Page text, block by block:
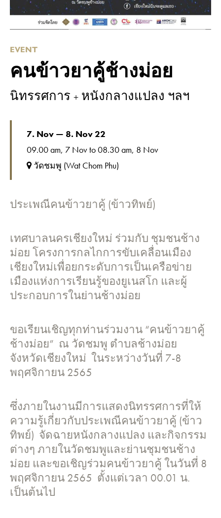
EVENT
คนข้าวยาคู้ช้างม่อย
นิทรรศการ + หนังกลางแปลง ฯลฯ
7. Nov — 8. Nov 22
09.00 am, 7 Nov to 08.30 am, 8 Nov
วัดชมพู (Wat Chom Phu)
ประเพณีคนข้าวยาคู้ (ข้าวทิพย์)
เทศบาลนครเชียงใหม่ ร่วมกับ ชุมชนช้าง
ม่อย โครงการกลไกการขับเคลื่อนเมือง
เชียงใหม่เพื่อยกระดับการเป็นเครือข่าย
เมืองแห่งการเรียนรู้ของยูเนสโก และผู้
ประกอบการในย่านช้างม่อย
ขอเรียนเชิญทุกท่านร่วมงาน “คนข้าวยาคู้
ช้างม่อย” ณ วัดชมพู ตำบลช้างม่อย
จังหวัดเชียงใหม่ ในระหว่างวันที่ 7-8
พฤศจิกายน 2565
ซึ่งภายในงานมีการแสดงนิทรรศการที่ให้
ความรู้เกี่ยวกับประเพณีคนข้าวยาคู้ (ข้าว
ทิพย์) จัดฉายหนังกลางแปลง และกิจกรรม
ต่างๆ ภายในวัดชมพูและย่านชุมชนช้าง
ม่อย และขอเชิญร่วมคนข้าวยาคู้ ในวันที่ 8
พฤศจิกายน 2565 ตั้งแต่เวลา 00.01 น.
เป็นต้นไป